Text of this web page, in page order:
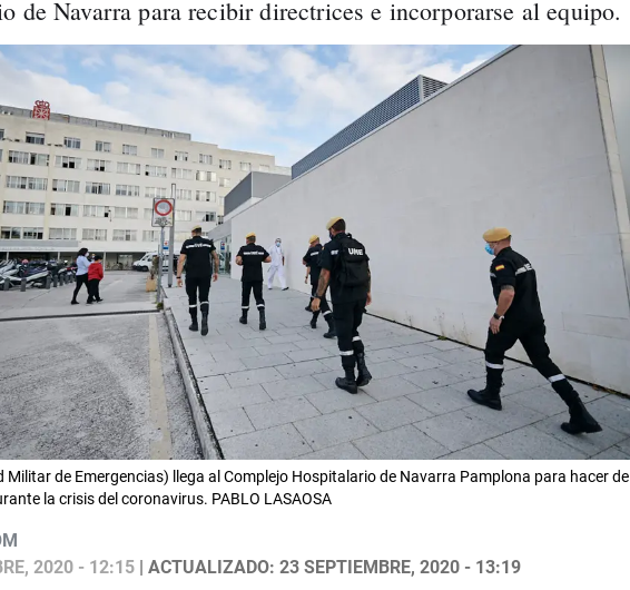
de Navarra para recibir directrices e incorporarse al equipo.
Militar de Emergencias) llega al Complejo Hospitalario de Navarra Pamplona para hacer de
la crisis del coronavirus. PABLO LASAOSA
2020 - 12:15| ACTUALIZADO: 23 SEPTIEMBRE, 2020 - 13:19